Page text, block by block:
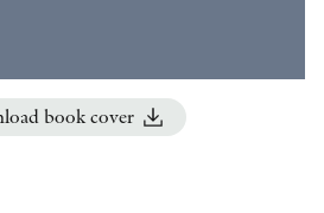
book cover